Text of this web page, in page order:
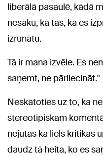
liberālā pasaulē, kādā
nesaku, ka tas, kā es
izrunātu.
Tā ir mana izvēle. Es
saņemt, ne pārliecināt."
Neskatoties uz to, ka
stereotipiskam
nejūtas kā liels kritikas
daudz tā heita, ko es